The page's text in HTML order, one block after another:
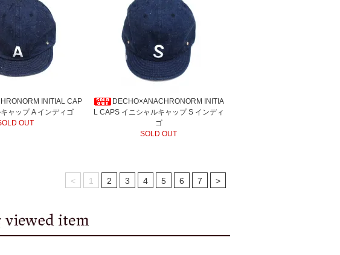
INITIAL CAP
ャップ A インディゴ
OUT
DECHO×ANACHRONORM INITIA
L CAPS イニシャルキャップ S インディ
ゴ
SOLD OUT
< 1 2 3 4 5 6 7 >